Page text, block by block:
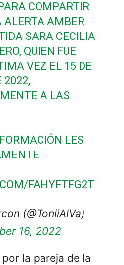
COMPARTIR
ALERTA AMBER
SARA CECILIA
QUIEN FUE
VEZ EL 15 DE
2022,
A LAS
LES
FAHYFTFG2T
(@ToniiAlVa)
16, 2022
la pareja de la